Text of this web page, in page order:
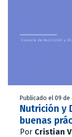
Publicado el 09 de
Nutrición y
buenas
Por Cristian